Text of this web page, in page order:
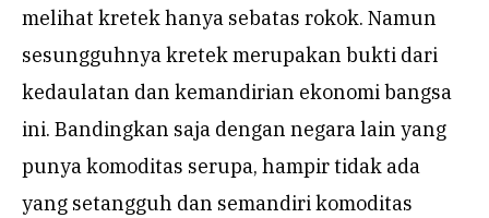
melihat kretek hanya sebatas rokok. Namun
sesungguhnya kretek merupakan bukti dari
kedaulatan dan kemandirian ekonomi bangsa
ini. Bandingkan saja dengan negara lain yang
punya komoditas serupa, hampir tidak ada
yang setangguh dan semandiri komoditas